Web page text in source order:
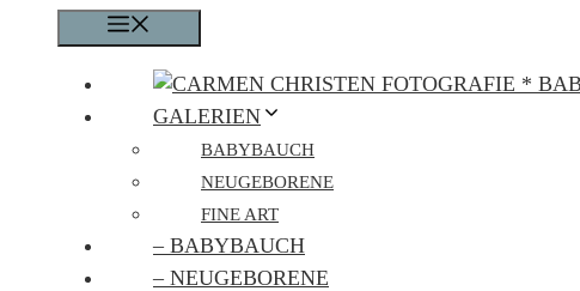
GALERIEN
BABYBAUCH
NEUGEBORENE
FINE ART
– BABYBAUCH
– NEUGEBORENE